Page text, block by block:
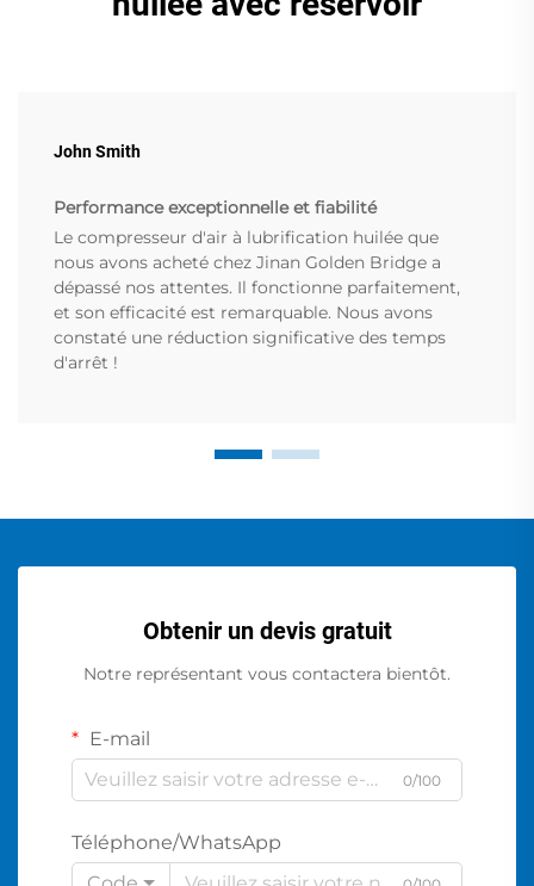
John Smith
Performance exceptionnelle et fiabilité
Le compresseur d'air à lubrification huilée que
nous avons acheté chez Jinan Golden Bridge a
dépassé nos attentes. Il fonctionne parfaitement,
et son efficacité est remarquable. Nous avons
constaté une réduction significative des temps
d'arrêt !
Obtenir un devis gratuit
Notre représentant vous contactera bientôt.
E-mail
0/100
Téléphone/WhatsApp